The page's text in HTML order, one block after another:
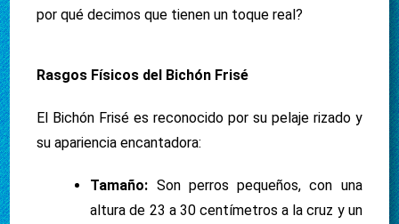
por qué decimos que tienen un toque real?
Rasgos Físicos del Bichón Frisé
El Bichón Frisé es reconocido por su pelaje rizado y
su apariencia encantadora:
Tamaño: Son perros pequeños, con una
altura de 23 a 30 centímetros a la cruz y un